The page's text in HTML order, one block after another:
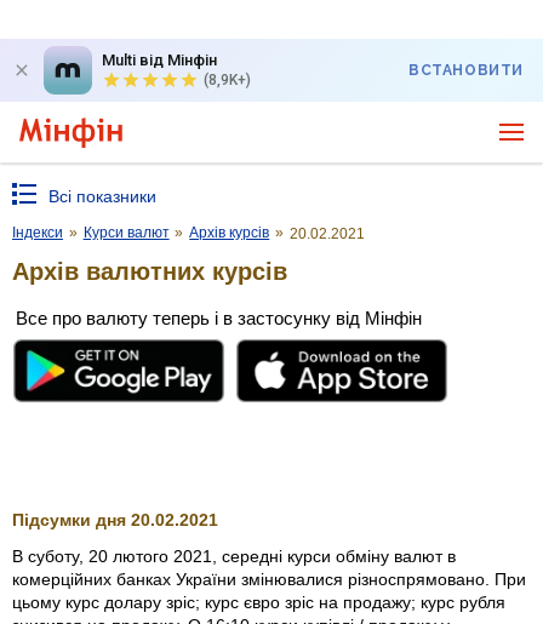
Multi від Мінфін
(8,9K+)
ВСТАНОВИТИ
Всі показники
Індекси » Курси валют » Архів курсів » 20.02.2021
Архів валютних курсів
Все про валюту теперь і в застосунку від Мінфін
Підсумки дня 20.02.2021
В суботу, 20 лютого 2021, середні курси обміну валют в
комерційних банках України змінювалися різноспрямовано. При
цьому курс долару зріс; курс євро зріс на продажу; курс рубля